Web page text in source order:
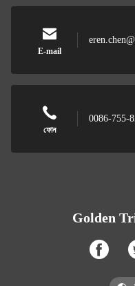
E-mail
ফোন
0086-755-
Golden